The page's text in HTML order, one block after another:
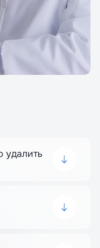
удалить